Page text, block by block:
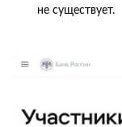
не существует.